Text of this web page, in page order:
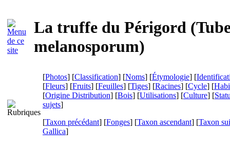
La truffe du Périgord (
melanosporum)
[Photos] [Classification] [Noms] [Étymologie] [
[Fleurs] [Fruits] [Feuilles] [Tiges] [Racines] [Cycle] [
[Origine Distribution] [Bois] [Utilisations] [Culture] [
sujets]
[Taxon précédant] [Fonges] [Taxon ascendant] [Taxon
Gallica]